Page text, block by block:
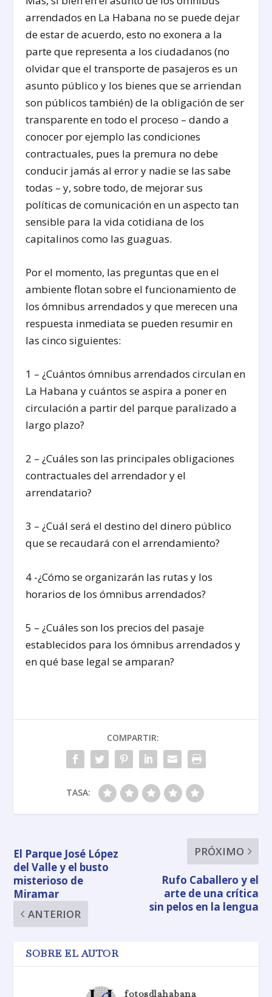
arrendados en La Habana no se puede dejar
de estar de acuerdo, esto no exonera a la
parte que representa a los ciudadanos (no
olvidar que el transporte de pasajeros es un
asunto público y los bienes que se arriendan
son públicos también) de la obligación de ser
transparente en todo el proceso – dando a
conocer por ejemplo las condiciones
contractuales, pues la premura no debe
conducir jamás al error y nadie se las sabe
todas – y, sobre todo, de mejorar sus
políticas de comunicación en un aspecto tan
sensible para la vida cotidiana de los
capitalinos como las guaguas.
Por el momento, las preguntas que en el
ambiente flotan sobre el funcionamiento de
los ómnibus arrendados y que merecen una
respuesta inmediata se pueden resumir en
las cinco siguientes:
1 – ¿Cuántos ómnibus arrendados circulan en
La Habana y cuántos se aspira a poner en
circulación a partir del parque paralizado a
largo plazo?
2 – ¿Cuáles son las principales obligaciones
contractuales del arrendador y el
arrendatario?
3 – ¿Cuál será el destino del dinero público
que se recaudará con el arrendamiento?
4 -¿Cómo se organizarán las rutas y los
horarios de los ómnibus arrendados?
5 – ¿Cuáles son los precios del pasaje
establecidos para los ómnibus arrendados y
en qué base legal se amparan?
COMPARTIR:
TASA:
El Parque José López
del Valle y el busto
misterioso de
Miramar
ANTERIOR
PRÓXIMO
Rufo Caballero y el
arte de una crítica
sin pelos en la lengua
SOBRE EL AUTOR
fotosdlahabana